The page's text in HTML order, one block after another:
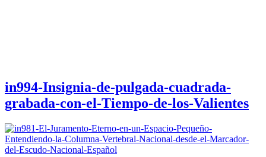
in994-Insignia-de-pulgada-cuadrada-
grabada-con-el-Tiempo-de-los-Valientes